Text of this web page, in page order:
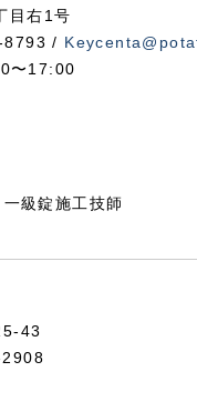
目右1号
8793 /
〜17:00
級錠施工技師
43